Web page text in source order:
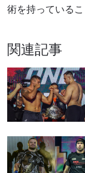
術を持っているこ
関連記事